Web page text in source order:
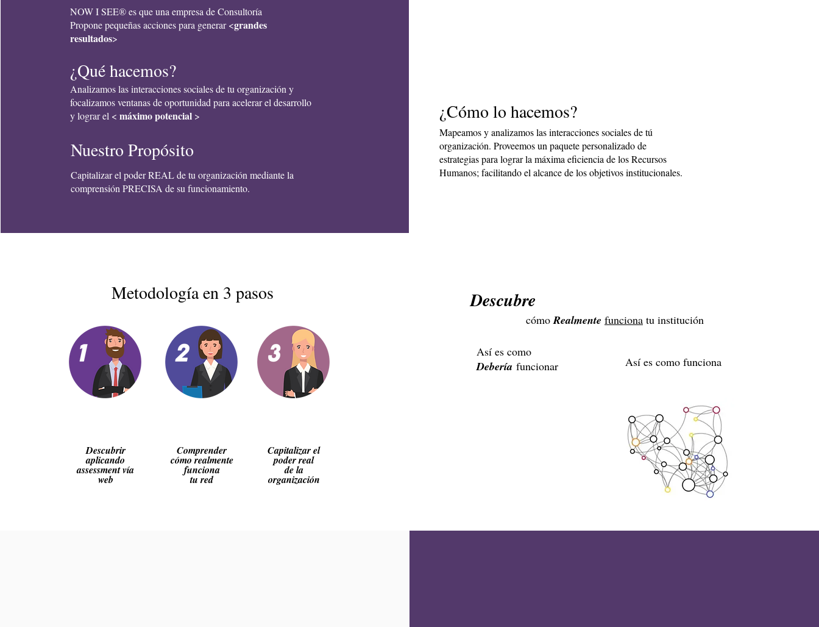
NOW I SEE® es que una empresa de Consultoría
Propone pequeñas acciones para generar <grandes
resultados>
¿Qué hacemos?
Analizamos las interacciones sociales de tu organización y
focalizamos ventanas de oportunidad para acelerar el desarrollo
y lograr el <máximo potencial >
Nuestro Propósito
Capitalizar el poder REAL de tu organización mediante la
comprensión PRECISA de su funcionamiento.
¿Cómo lo hacemos?
Mapeamos y analizamos las interacciones sociales de tú
organización. Proveemos un paquete personalizado de
estrategias para lograr la máxima eficiencia de los Recursos
Humanos; facilitando el alcance de los objetivos institucionales.
Metodología en 3 pasos
Descubrir
aplicando
assessment vía
web
Comprender
cómo realmente
funciona
tu red
Capitalizar el
poder real
de la
organización
Descubre
cómoRealmente funciona tu institución
Así es como
Debería funcionar Así es como funciona